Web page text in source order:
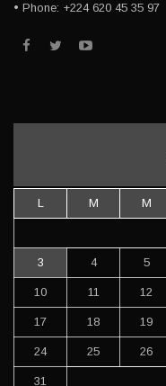
• Phone: +224 620 45 35 97
L M M
3 4 5
10 11 12
17 18 19
24 25 26
31